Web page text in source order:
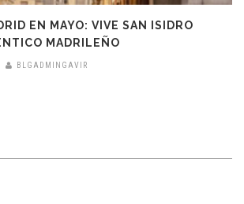
EN MAYO: VIVE SAN ISIDRO
MADRILEÑO
BLGADMINGAVIR